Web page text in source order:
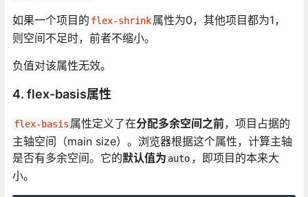
如果一个项目的 flex-shrink属性为0，其他项目都为1，
则空间不足时，前者不缩小。
负值对该属性无效。
4. flex-basis属性
flex-basis 属性定义了在分配多余空间之前，项目占据的
主轴空间（main size）。浏览器根据这个属性，计算主轴
是否有多余空间。它的默认值为 auto ，即项目的本来大
小。